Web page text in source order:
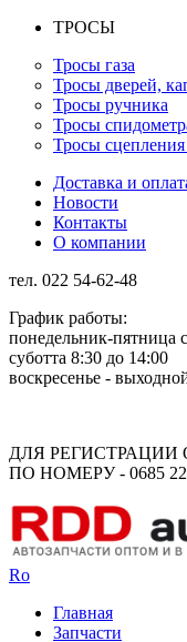
ТРОСЫ
Тросы газа
Тросы дверей,
Тросы ручника
Тросы
Тросы
Доставка и
Новости
Контакты
О компании
тел. 022 54-62-48
График работы:
понедельник-пятница
суботта 8:30 до 14:00
воскресенье -
ДЛЯ
ПО НОМЕРУ - 0685 22
Ro
Главная
Запчасти